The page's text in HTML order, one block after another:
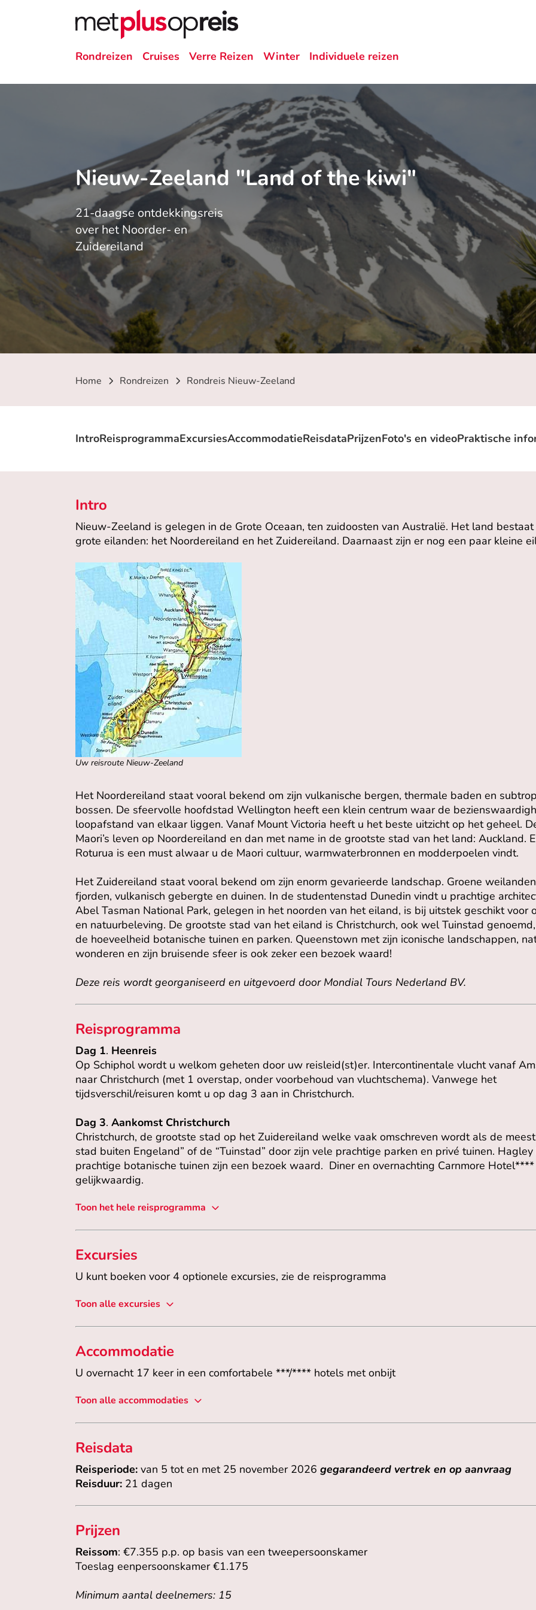
Rondreizen Cruises Verre Reizen Winter Individuele reizen
Nieuw-Zeeland "Land of the kiwi"
21-daagse ontdekkingsreis
over het Noorder- en
Zuidereiland
Home Rondreizen Rondreis Nieuw-Zeeland
IntroReisprogrammaExcursiesAccommodatieReisdataPrijzenFoto's en videoPraktische
Intro
Nieuw-Zeeland is gelegen in de Grote Oceaan, ten zuidoosten van Australië. Het land
grote eilanden: het Noordereiland en het Zuidereiland. Daarnaast zijn er nog een paar kleine
Uw reisroute Nieuw-Zeeland
Het Noordereiland staat vooral bekend om zijn vulkanische bergen, thermale baden en
bossen. De sfeervolle hoofdstad Wellington heeft een klein centrum waar de
loopafstand van elkaar liggen. Vanaf Mount Victoria heeft u het beste uitzicht op het geheel.
Maori’s leven op Noordereiland en dan met name in de grootste stad van het land: Auckland.
Roturua is een must alwaar u de Maori cultuur, warmwaterbronnen en modderpoelen vindt.
Het Zuidereiland staat vooral bekend om zijn enorm gevarieerde landschap. Groene
fjorden, vulkanisch gebergte en duinen. In de studentenstad Dunedin vindt u prachtige
Abel Tasman National Park, gelegen in het noorden van het eiland, is bij uitstek geschikt voor
en natuurbeleving. De grootste stad van het eiland is Christchurch, ook wel Tuinstad
de hoeveelheid botanische tuinen en parken. Queenstown met zijn iconische landschappen,
wonderen en zijn bruisende sfeer is ook zeker een bezoek waard!
Deze reis wordt georganiseerd en uitgevoerd door Mondial Tours Nederland BV.
Reisprogramma
Dag 1. Heenreis
Op Schiphol wordt u welkom geheten door uw reisleid(st)er. Intercontinentale vlucht vanaf
naar Christchurch (met 1 overstap, onder voorbehoud van vluchtschema). Vanwege het
tijdsverschil/reisuren komt u op dag 3 aan in Christchurch.
Dag 3. Aankomst Christchurch
Christchurch, de grootste stad op het Zuidereiland welke vaak omschreven wordt als de
stad buiten Engeland” of de “Tuinstad” door zijn vele prachtige parken en privé tuinen. Hagley
prachtige botanische tuinen zijn een bezoek waard. Diner en overnachting Carnmore
gelijkwaardig.
Toon het hele reisprogramma
Excursies
U kunt boeken voor 4 optionele excursies, zie de reisprogramma
Toon alle excursies
Accommodatie
U overnacht 17 keer in een comfortabele ***/**** hotels met onbijt
Toon alle accommodaties
Reisdata
Reisperiode: van 5 tot en met 25 november 2026 gegarandeerd vertrek en op aanvraag
Reisduur: 21 dagen
Prijzen
Reissom: €7.355 p.p. op basis van een tweepersoonskamer
Toeslag eenpersoonskamer €1.175
Minimum aantal deelnemers: 15